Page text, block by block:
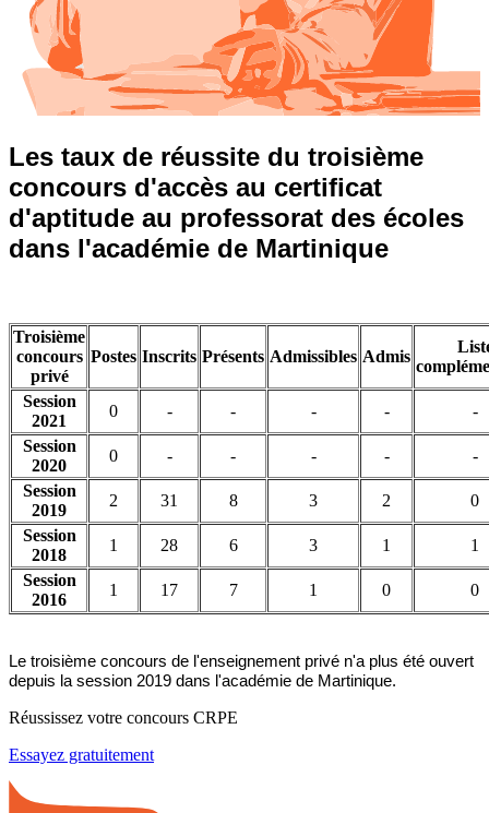
Les taux de réussite du troisième
concours d'accès au certificat
d'aptitude au professorat des écoles
dans l'académie de Martinique
Troisième
concours
privé
Postes Inscrits Présents Admissibles Admis
Session
2021
0 - - - -
-
Session
2020
0 - - - -
-
Session
2019
2 31 8 3 2
0
Session
2018
1 28 6 3 1
1
Session
2016
1 17 7 1 0 0
Le troisième concours de l'enseignement privé n'a plus été ouvert
depuis la session 2019 dans l'académie de Martinique.
Réussissez votre concours CRPE
Essayez gratuitement